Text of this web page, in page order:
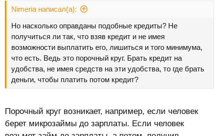
Nimeria написал(а):
Но насколько оправданы подобные кредиты? Не
получиться ли так, что взяв кредит и не имея
возможности выплатить его, лишиться и того минимума,
что есть. Ведь это порочный круг. Брать кредит на
удобства, не имея средств на эти удобства, то где брать
деньги, чтобы платить потом кредит?
Порочный круг возникает, например, если человек
берет микрозаймы до зарплаты. Если человек